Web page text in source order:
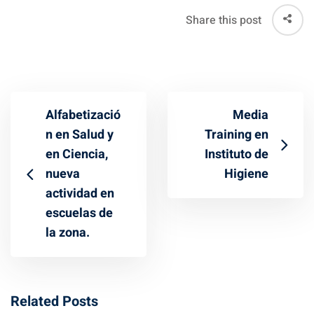
Share this post
Alfabetizació
n en Salud y
en Ciencia,
nueva
actividad en
escuelas de
la zona.
Media
Training en
Instituto de
Higiene
Related Posts